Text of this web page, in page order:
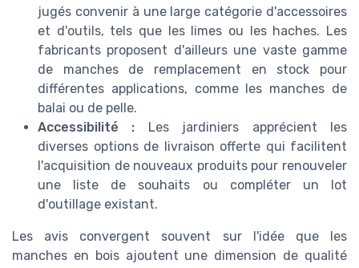
jugés convenir à une large catégorie d'accessoires
et d'outils, tels que les limes ou les haches. Les
fabricants proposent d'ailleurs une vaste gamme
de manches de remplacement en stock pour
différentes applications, comme les manches de
balai ou de pelle.
Accessibilité : Les jardiniers apprécient les
diverses options de livraison offerte qui facilitent
l'acquisition de nouveaux produits pour renouveler
une liste de souhaits ou compléter un lot
d'outillage existant.
Les avis convergent souvent sur l'idée que les
manches en bois ajoutent une dimension de qualité